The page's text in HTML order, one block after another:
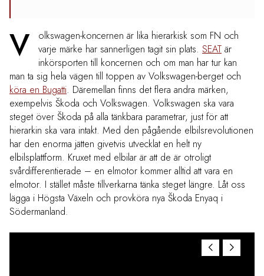
V
olkswagen-koncernen är lika hierarkisk som FN och
varje märke har sannerligen tagit sin plats. SEAT är
inkörsporten till koncernen och om man har tur kan
man ta sig hela vägen till toppen av Volkswagen-berget och
köra en Bugatti. Däremellan finns det flera andra märken,
exempelvis Škoda och Volkswagen. Volkswagen ska vara
steget över Škoda på alla tänkbara parametrar, just för att
hierarkin ska vara intakt. Med den pågående elbilsrevolutionen
har den enorma jätten givetvis utvecklat en helt ny
elbilsplattform. Kruxet med elbilar är att de är otroligt
svårdifferentierade – en elmotor kommer alltid att vara en
elmotor. I stället måste tillverkarna tänka steget längre. Låt oss
lägga i Högsta Växeln och provköra nya Škoda Enyaq i
Södermanland.